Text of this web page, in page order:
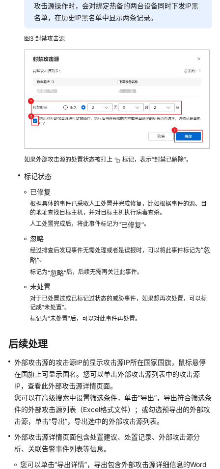
联
网
暴
露
面
风
险
监
测
查
全
报
地
址
安
全
管
权
管
置
胁
自
动
阻
断
时
长
置
攻击源操作时，会对绑定热备的两台设备同时下发IP黑
名单，在历史IP黑名单中显示两条记录。
图3 封禁攻击源
如果外部攻击源的处置状态被打上 标记，表示“封禁已解除”。
标记状态
已修复
根据具体的事件已采取人工处置并完成修复，比如根据事件的源、目
的地址查找目标主机，并对目标主机执行病毒查杀。
人工处置完成后，将此事件标记为“已修复”。
忽略
经过排查后发现事件无需处理或者是误报时，可以将此事件标记为“忽
略”。
标记为“忽略”后，后续无需再关注此事件。
未处置
对于已处置过或已标记过状态的威胁事件，如果想再次处置，可以标
记成“未处置”。
标记为“未处置”后，可以对此事件再处置。
后续处理
外部攻击源的攻击源IP前显示攻击源IP所在国家国旗，鼠标悬停
在国旗上可显示国名。您可以单击外部攻击源列表中的攻击源
IP，查看此外部攻击源详情页面。
您可以在高级搜索中设置筛选条件，单击“导出”，导出符合筛选条
件的外部攻击源列表（Excel格式文件）；或勾选预导出的外部攻
击源，单击“导出”，导出选中的外部攻击源列表。
外部攻击源详情页面包含处置建议、处置记录、外部攻击源分
析、关联告警事件列表等信息。
您可以单击“导出详情”，导出包含外部攻击源详细信息的Word